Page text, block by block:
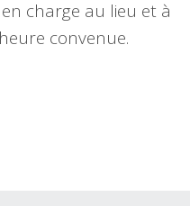
charge au lieu et à
convenue.